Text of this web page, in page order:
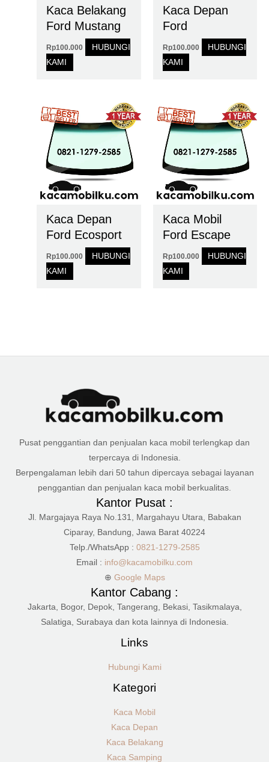
Kaca Belakang
Ford Mustang
Rp100.000
HUBUNGI
KAMI
Kaca Depan
Ford
Rp100.000
HUBUNGI
KAMI
Kaca Depan
Ford Ecosport
Rp100.000
HUBUNGI
KAMI
Kaca Mobil
Ford Escape
Rp100.000
HUBUNGI
KAMI
Pusat penggantian dan penjualan kaca mobil terlengkap dan
terpercaya di Indonesia.
Berpengalaman lebih dari 50 tahun dipercaya sebagai layanan
penggantian dan penjualan kaca mobil berkualitas.
Kantor Pusat :
Jl. Margajaya Raya No.131, Margahayu Utara, Babakan
Ciparay, Bandung, Jawa Barat 40224
Telp./WhatsApp : 0821-1279-2585
Email : info@kacamobilku.com
⊕ Google Maps
Kantor Cabang :
Jakarta, Bogor, Depok, Tangerang, Bekasi, Tasikmalaya,
Salatiga, Surabaya dan kota lainnya di Indonesia.
Links
Hubungi Kami
Kategori
Kaca Mobil
Kaca Depan
Kaca Belakang
Kaca Samping